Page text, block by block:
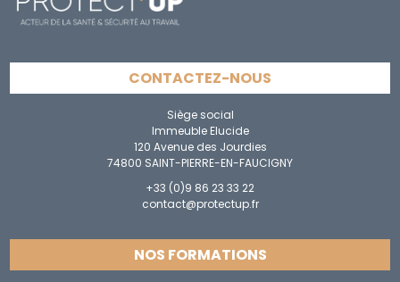
CONTACTEZ-NOUS
Siège social
Immeuble Elucide
120 Avenue des Jourdies
74800 SAINT-PIERRE-EN-FAUCIGNY
+33 (0)9 86 23 33 22
contact@protectup.fr
NOS FORMATIONS